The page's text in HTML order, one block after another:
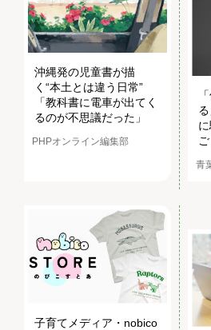
沖縄発の児童書が描
く“本土とは違う日常”
「教科書に電車が出てく
るのが不思議だった」
PHPオンライン編集部
青
子育てメディア・nobico